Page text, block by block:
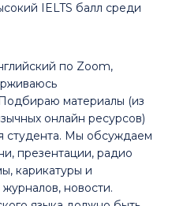
IELTS балл среди
по Zoom,
материалы (из
онлайн ресурсов)
студента. Мы обсуждаем
презентации, радио
карикатуры и
журналов, новости.